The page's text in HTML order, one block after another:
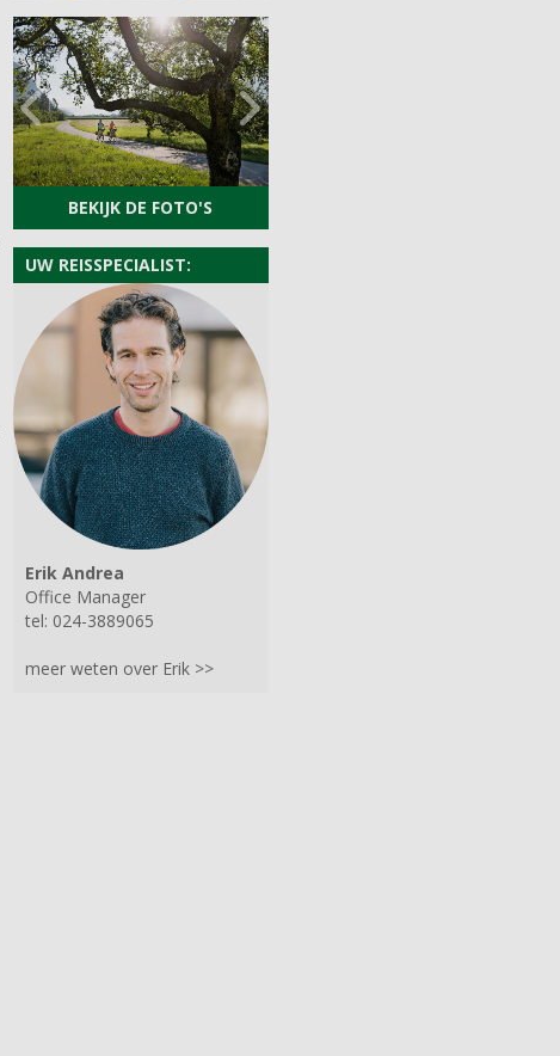
Previous Next
BEKIJK DE FOTO'S
UW REISSPECIALIST:
Erik Andrea
Office Manager
tel: 024-3889065
meer weten over Erik >>